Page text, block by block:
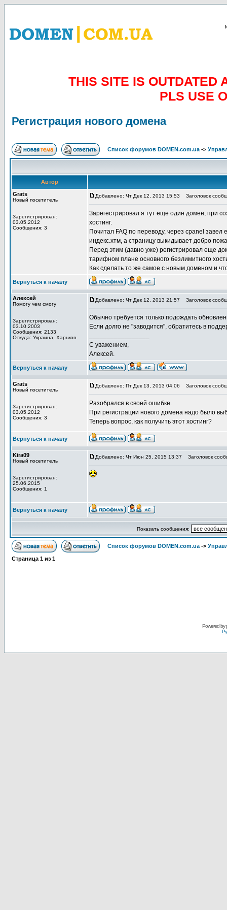
THIS SITE IS OUTDATED
PLS USE
Регистрация нового домена
Список форумов DOMEN.com.ua ->
Автор
Grats
Новый посетитель
Зарегистрирован:
03.05.2012
Сообщения: 3
Добавлено: Чт Дек 12, 2013 15:53 Заголовок
Зарегестрировал я тут еще один домен, при
хостинг.
Почитал FAQ по переводу, через cpanel завел
индекс.хтм, а страницу выкидывает добро
Перед этим (давно уже) регистрировал еще
тарифном плане основного безлимитного
Как сделать то же самое с новым доменом и
Вернуться к началу
Алексей
Помогу чем смогу
Зарегистрирован:
03.10.2003
Сообщения: 2133
Откуда: Украина, Харьков
Добавлено: Чт Дек 12, 2013 21:57 Заголовок
Обычно требуется только подождать
Если долго не "заводится", обратитесь в
С уважением,
Алексей.
Вернуться к началу
Grats
Новый посетитель
Зарегистрирован:
03.05.2012
Сообщения: 3
Добавлено: Пт Дек 13, 2013 04:06 Заголовок
Разобрался в своей ошибке.
При регистрации нового домена надо было
Теперь вопрос, как получить этот хостинг?
Вернуться к началу
Kira09
Новый посетитель
Зарегистрирован:
25.06.2015
Сообщения: 1
Добавлено: Чт Июн 25, 2015 13:37 Заголовок
Вернуться к началу
Показать сообщения:
Список форумов DOMEN.com.ua ->
Страница 1 из 1
Powered by